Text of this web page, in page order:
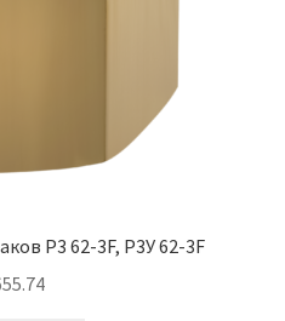
Р3 62-3F, Р3У 62-3F